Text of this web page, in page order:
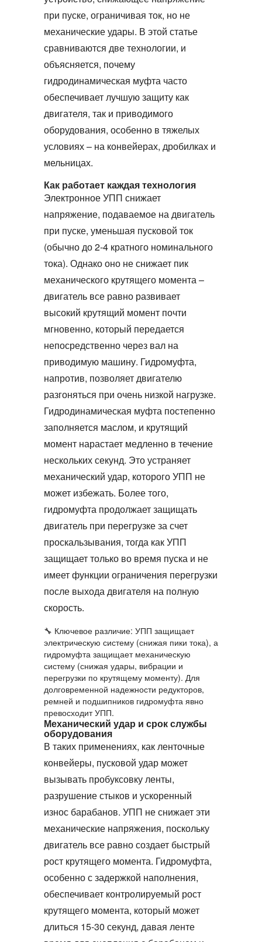
при пуске, ограничивая ток, но не
механические удары. В этой статье
сравниваются две технологии, и
объясняется, почему
гидродинамическая муфтачасто
обеспечивает лучшую защиту как
двигателя, так и приводимого
оборудования, особенно в тяжелых
условиях – на конвейерах, дробилках и
мельницах.
Как работает каждая технология
Электронное УПП снижает
напряжение, подаваемое на двигатель
при пуске, уменьшая пусковой ток
(обычно до 2‑4 кратного номинального
тока). Однако оно не снижает пик
механического крутящего момента –
двигатель все равно развивает
высокий крутящий момент почти
мгновенно, который передается
непосредственно через вал на
приводимую машину. Гидромуфта,
напротив, позволяет двигателю
разгоняться при очень низкой нагрузке.
Гидродинамическая муфтапостепенно
заполняется маслом, и крутящий
момент нарастает медленно в течение
нескольких секунд. Это устраняет
механический удар, которого УПП не
может избежать. Более того,
гидромуфтапродолжает защищать
двигатель при перегрузке за счет
проскальзывания, тогда как УПП
защищает только во время пуска и не
имеет функции ограничения перегрузки
после выхода двигателя на полную
скорость.
🔧 Ключевое различие: УПП защищает
электрическую систему (снижая пики тока), а
гидромуфта защищает механическую
систему (снижая удары, вибрации и
перегрузки по крутящему моменту). Для
долговременной надежности редукторов,
ремней и подшипников гидромуфта явно
превосходит УПП.
Механический удар и срок службы
оборудования
В таких применениях, как ленточные
конвейеры, пусковой удар может
вызывать пробуксовку ленты,
разрушение стыков и ускоренный
износ барабанов. УПП не снижает эти
механические напряжения, поскольку
двигатель все равно создает быстрый
рост крутящего момента. Гидромуфта,
особенно с задержкой наполнения,
обеспечивает контролируемый рост
крутящего момента, который может
длиться 15‑30 секунд, давая ленте